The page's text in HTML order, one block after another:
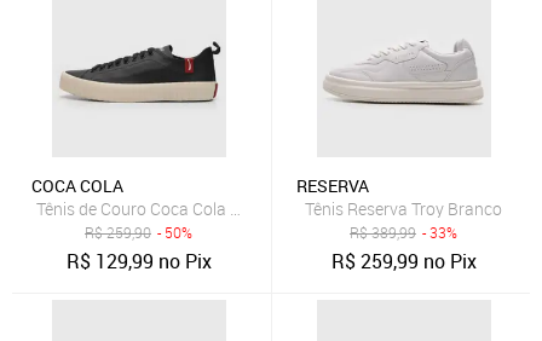
COCA COLA
Tênis de Couro Coca Cola Houston Leather Preto
R$259,90 - 50%
R$ 129,99 no Pix
RESERVA
Tênis Reserva Troy Branco
R$389,99 - 33%
R$259,99 no Pix